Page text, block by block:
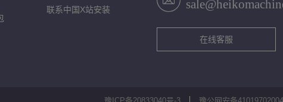
联系中国X站安装
在线客服